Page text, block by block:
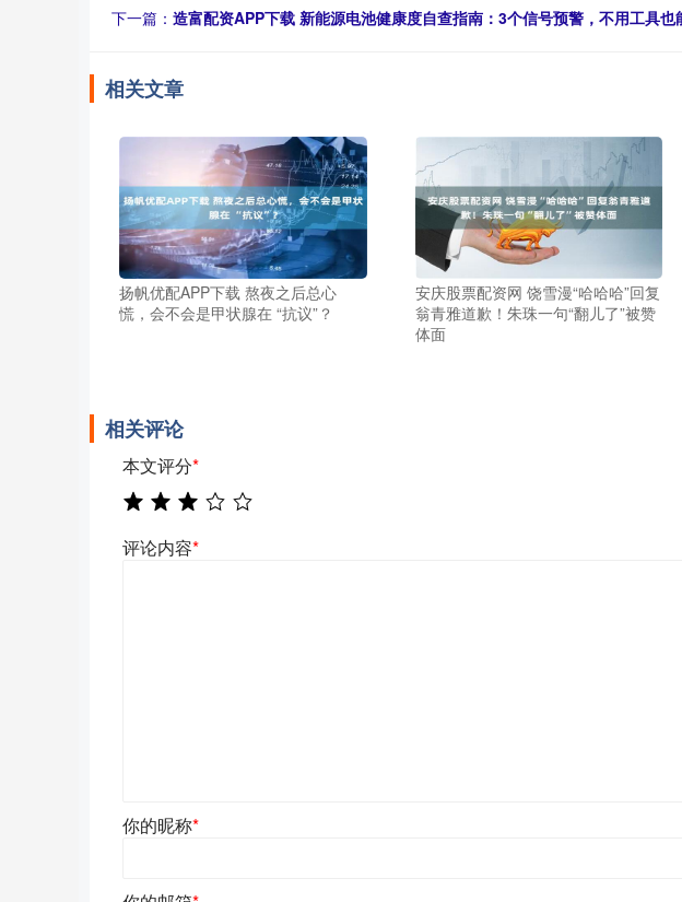
下一篇： 造富配资APP下载 新能源电池健康度自查指南：3个信号预警，不用工具也
相关文章
扬帆优配APP下载 熬夜之后总心
慌，会不会是甲状腺在 “抗议”？
安庆股票配资网 饶雪漫“哈哈哈”回复
翁青雅道歉！朱珠一句“翻儿了”被赞
体面
相关评论
本文评分*
评论内容*
你的昵称*